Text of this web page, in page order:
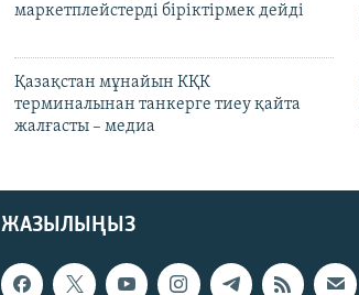
маркетплейстерді біріктірмек дейді
Қазақстан мұнайын КҚК
терминалынан танкерге тиеу қайта
жалғасты – медиа
ЖАЗЫЛЫҢЫЗ